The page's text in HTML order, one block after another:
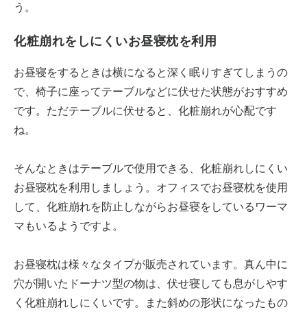
う。
化粧崩れをしにくいお昼寝枕を利用
お昼寝をするときは横になると深く眠りすぎてしまうの
で、椅子に座ってテーブルなどに伏せた状態がおすすめ
です。ただテーブルに伏せると、化粧崩れが心配です
ね。
そんなときはテーブルで使用できる、化粧崩れしにくい
お昼寝枕を利用しましょう。オフィスでお昼寝枕を使用
して、化粧崩れを防止しながらお昼寝をしているワーマ
マもいるようですよ。
お昼寝枕は様々なタイプが販売されています。真ん中に
穴が開いたドーナツ型の物は、伏せ寝しても息がしやす
く化粧崩れしにくいです。また斜めの形状になったもの